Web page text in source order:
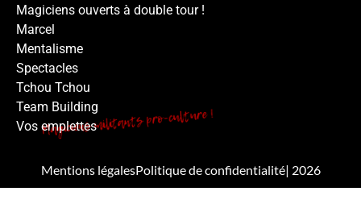
Magiciens ouverts à double tour !
Marcel
Mentalisme
Spectacles
Tchou Tchou
Team Building
Vos emplettes
Mentions légalesPolitique de confidentialité| 2026